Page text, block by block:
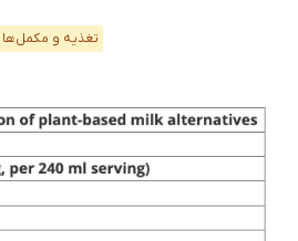
تغذیه و مکمل‌ها